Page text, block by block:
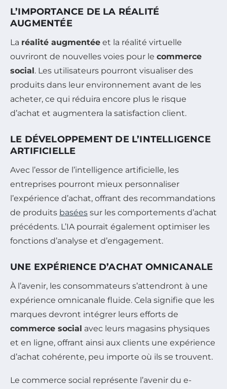
L’IMPORTANCE DE LA RÉALITÉ
AUGMENTÉE
La réalité augmentée et la réalité virtuelle
ouvriront de nouvelles voies pour le commerce
social. Les utilisateurs pourront visualiser des
produits dans leur environnement avant de les
acheter, ce qui réduira encore plus le risque
d’achat et augmentera la satisfaction client.
LE DÉVELOPPEMENT DE L’INTELLIGENCE
ARTIFICIELLE
Avec l’essor de l’intelligence artificielle, les
entreprises pourront mieux personnaliser
l’expérience d’achat, offrant des recommandations
de produits basées sur les comportements d’achat
précédents. L’IA pourrait également optimiser les
fonctions d’analyse et d’engagement.
UNE EXPÉRIENCE D’ACHAT OMNICANALE
À l’avenir, les consommateurs s’attendront à une
expérience omnicanale fluide. Cela signifie que les
marques devront intégrer leurs efforts de
commerce social avec leurs magasins physiques
et en ligne, offrant ainsi aux clients une expérience
d’achat cohérente, peu importe où ils se trouvent.
Le commerce social représente l’avenir du e-